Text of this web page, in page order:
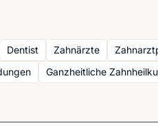
Dentist Zahnärzte
Ganzheitliche